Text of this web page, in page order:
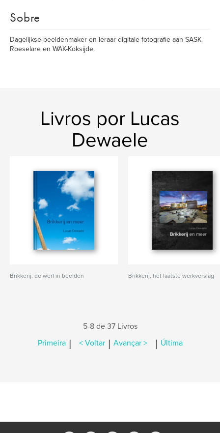
Sobre
Dagelijkse-beeldenmaker en leraar digitale fotografie aan SASK
Roeselare en WAK-Koksijde.
Livros por Lucas
Dewaele
Brikkerij, de werf in beelden Brikkerij, het laatste werkverslag
5-8 de 37 Livros
Primeira | < Voltar | Avançar > | Última